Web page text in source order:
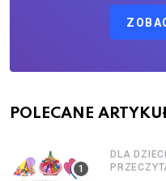
POLECANE
DLA DZIECI